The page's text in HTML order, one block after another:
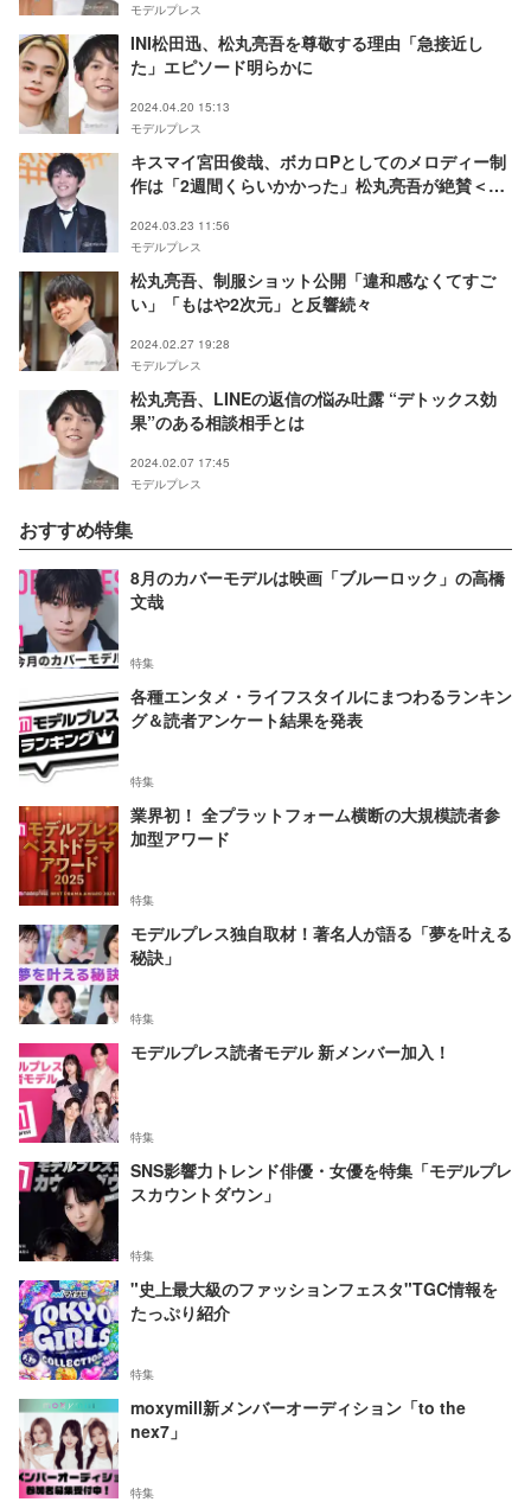
モデルプレス
INI松田迅、松丸亮吾を尊敬する理由「急接近し
た」エピソード明らかに
2024.04.20 15:13
モデルプレス
キスマイ宮田俊哉、ボカロPとしてのメロディー制
作は「2週間くらいかかった」松丸亮吾が絶賛＜た
2024.03.23 11:56
モデルプレス
松丸亮吾、制服ショット公開「違和感なくてすご
い」「もはや2次元」と反響続々
2024.02.27 19:28
モデルプレス
松丸亮吾、LINEの返信の悩み吐露 “デトックス効
果”のある相談相手とは
2024.02.07 17:45
モデルプレス
おすすめ特集
8月のカバーモデルは映画「ブルーロック」の高橋
文哉
特集
各種エンタメ・ライフスタイルにまつわるランキン
グ＆読者アンケート結果を発表
特集
業界初！ 全プラットフォーム横断の大規模読者参
加型アワード
特集
モデルプレス独自取材！著名人が語る「夢を叶える
秘訣」
特集
モデルプレス読者モデル 新メンバー加入！
特集
SNS影響力トレンド俳優・女優を特集「モデルプレ
スカウントダウン」
特集
"史上最大級のファッションフェスタ"TGC情報を
たっぷり紹介
特集
moxymill新メンバーオーディション「to the
nex7」
特集